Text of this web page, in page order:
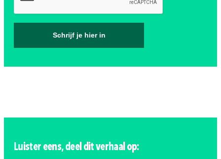
Schrijf je hier in
Luister eens, deel dit verhaal op: